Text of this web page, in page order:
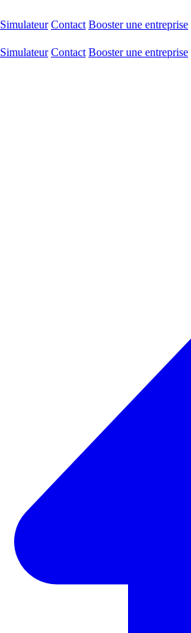
Simulateur Contact Booster une entreprise
Simulateur Contact Booster une entreprise